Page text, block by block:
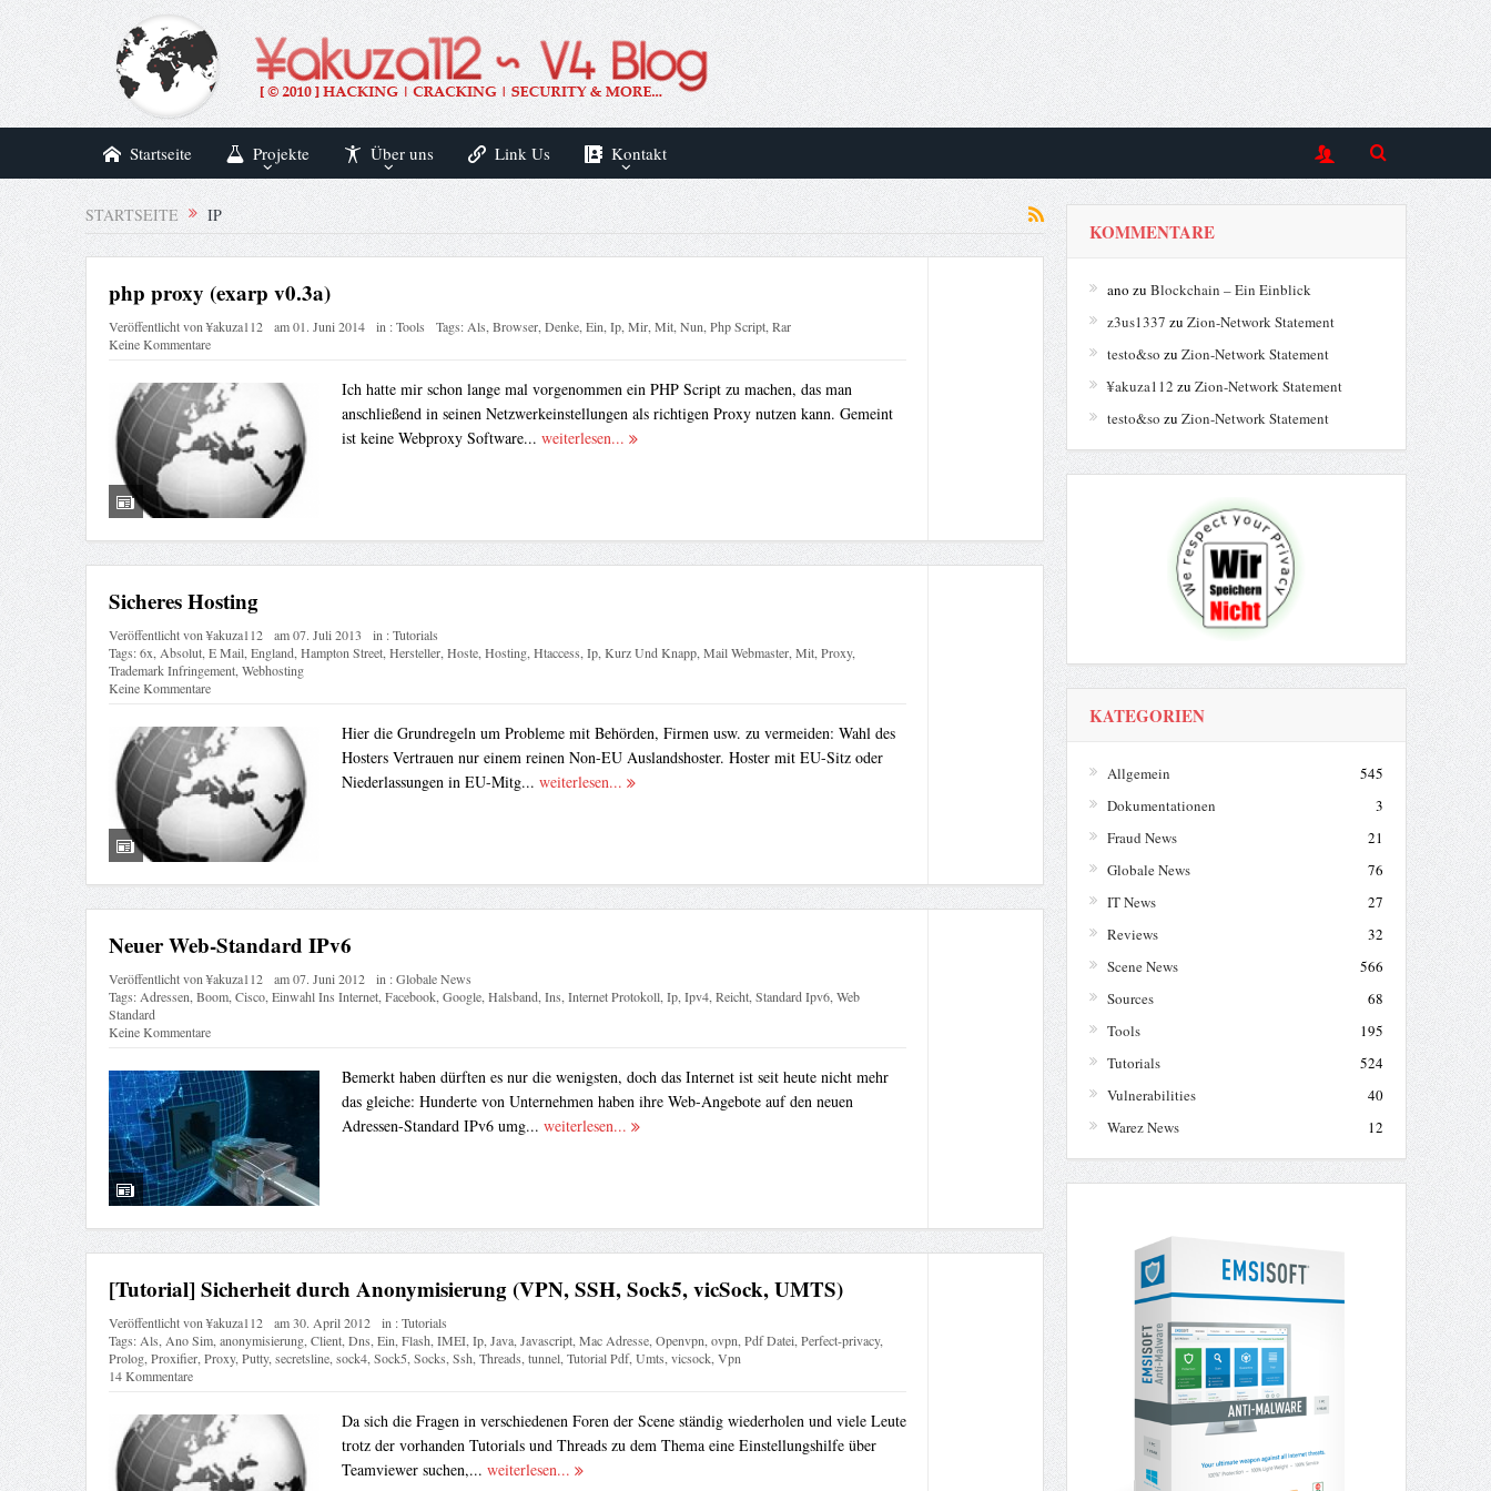
Startseite Projekte Über uns Link Us Kontakt
STARTSEITE IP
php proxy (exarp v0.3a)
Veröffentlicht von¥akuza112 am01. Juni 2014 in :Tools Tags:Als,Browser,Denke,Ein,Ip,Mir,Mit,Nun,Php Script,Rar
Keine Kommentare
Ich hatte mir schon lange mal vorgenommen ein PHP Script zu machen, das man
anschließend in seinen Netzwerkeinstellungen als richtigen Proxy nutzen kann. Gemeint
ist keine Webproxy Software... weiterlesen...
Sicheres Hosting
Veröffentlicht von¥akuza112 am07. Juli 2013 in :Tutorials
Tags:6x,Absolut,E Mail,England,Hampton Street,Hersteller,Hoste,Hosting,Htaccess,Ip,Kurz Und Knapp,Mail Webmaster,Mit,Proxy,
Trademark Infringement,Webhosting
Keine Kommentare
Hier die Grundregeln um Probleme mit Behörden, Firmen usw. zu vermeiden: Wahl des
Hosters Vertrauen nur einem reinen Non-EU Auslandshoster. Hoster mit EU-Sitz oder
Niederlassungen in EU-Mitg... weiterlesen...
Neuer Web-Standard IPv6
Veröffentlicht von¥akuza112 am07. Juni 2012 in :Globale News
Tags:Adressen,Boom,Cisco,Einwahl Ins Internet,Facebook,Google,Halsband,Ins,Internet Protokoll,Ip,Ipv4,Reicht,Standard Ipv6,Web
Standard
Keine Kommentare
Bemerkt haben dürften es nur die wenigsten, doch das Internet ist seit heute nicht mehr
das gleiche: Hunderte von Unternehmen haben ihre Web-Angebote auf den neuen
Adressen-Standard IPv6 umg... weiterlesen...
[Tutorial] Sicherheit durch Anonymisierung (VPN, SSH, Sock5, vicSock, UMTS)
Veröffentlicht von¥akuza112 am30. April 2012 in :Tutorials
Tags:Als,Ano Sim,anonymisierung,Client,Dns,Ein,Flash,IMEI,Ip,Java,Javascript,Mac Adresse,Openvpn,ovpn,Pdf Datei,Perfect-privacy,
Prolog,Proxifier,Proxy,Putty,secretsline,sock4,Sock5,Socks,Ssh,Threads,tunnel,Tutorial Pdf,Umts,vicsock,Vpn
14 Kommentare
Da sich die Fragen in verschiedenen Foren der Scene ständig wiederholen und viele Leute
trotz der vorhanden Tutorials und Threads zu dem Thema eine Einstellungshilfe über
Teamviewer suchen,... weiterlesen...
KOMMENTARE
ano zu Blockchain – Ein Einblick
z3us1337 zu Zion-Network Statement
testo&so zu Zion-Network Statement
¥akuza112 zu Zion-Network Statement
testo&so zu Zion-Network Statement
KATEGORIEN
Allgemein
545
Dokumentationen
3
Fraud News
21
Globale News
76
IT News
27
Reviews
32
Scene News
566
Sources
68
Tools
195
Tutorials
524
Vulnerabilities
40
Warez News
12